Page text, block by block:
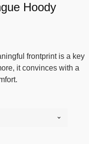
Hoody
frontprint is a key
it convinces with a